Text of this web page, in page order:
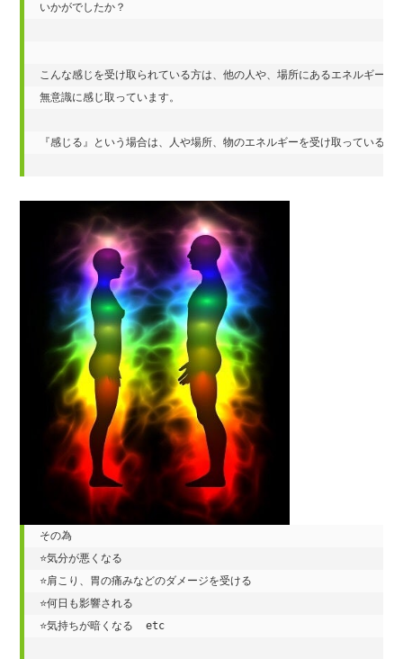
いかがでしたか？
こんな感じを受け取られている方は、他の人や、場所にあるエネルギーを
無意識に感じ取っています。
『感じる』という場合は、人や場所、物のエネルギーを受け取っている場
その為
⭐️気分が悪くなる
⭐️肩こり、胃の痛みなどのダメージを受ける
⭐️何日も影響される
⭐️気持ちが暗くなる  etc